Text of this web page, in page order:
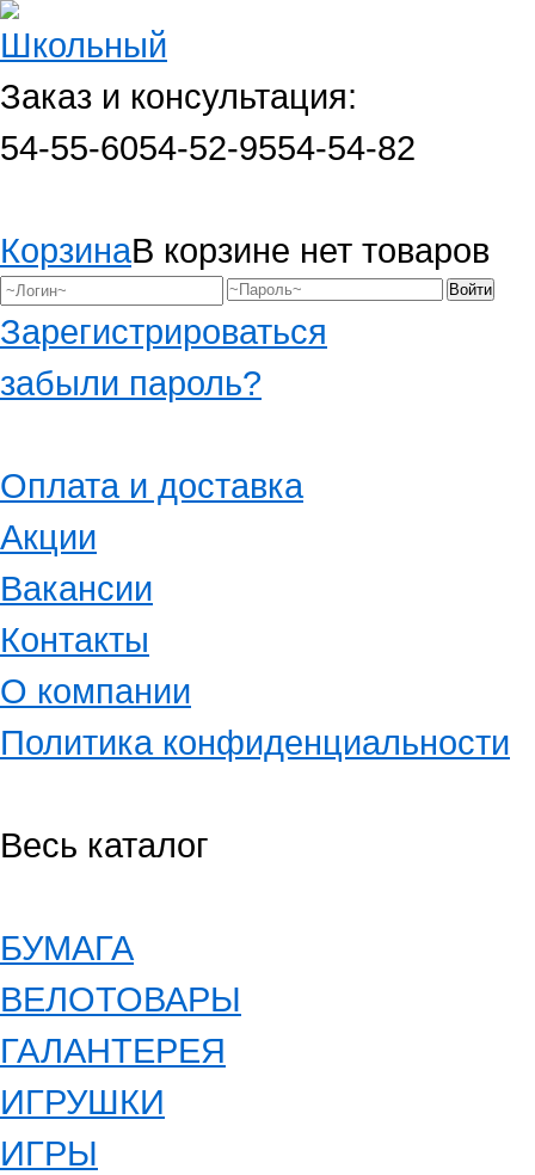
Заказ и консультация:
54-55-6054-52-9554-54-82
КорзинаВ корзине нет товаров
Зарегистрироваться
забыли пароль?
Оплата и доставка
Акции
Вакансии
Контакты
О компании
Политика конфиденциальности
Весь каталог
БУМАГА
ВЕЛОТОВАРЫ
ГАЛАНТЕРЕЯ
ИГРУШКИ
ИГРЫ